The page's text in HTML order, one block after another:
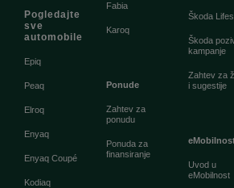
Pogledajte
sve
automobile
Epiq
Peaq
Elroq
Enyaq
Enyaq Coupé
Kodiaq
Fabia
Karoq
Ponude
Zahtev za
ponudu
Ponuda za
finansiranje
Škoda
Škoda
kampanje
Zahtev za
i sugestije
Uvod u
eMobilnost